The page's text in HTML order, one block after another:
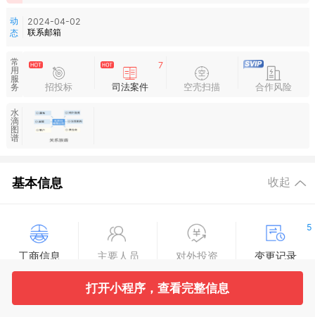
动
态
2024-04-02
联系邮箱
常
用
服
务
招投标
7
司法案件 空壳扫描 合作风险
水
滴
图
谱
基本信息 收起
工商信息 主要人员 对外投资
5
变更记录
8
打开小程序，查看完整信息